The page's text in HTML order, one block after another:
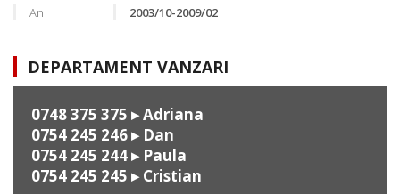
An
2003/10-2009/02
DEPARTAMENT VANZARI
0748 375 375 ▸ Adriana
0754 245 246▸ Dan
0754 245 244▸ Paula
0754 245 245 ▸ Cristian